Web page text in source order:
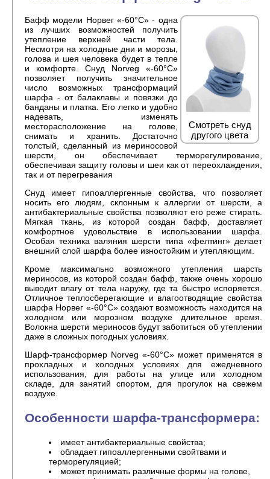
Смотреть снуд
другого цвета
Бафф модели Норвег «-60°С» - одна
из лучших возможностей получить
утепление верхней части тела.
Несмотря на холодные дни и морозы,
голова и шея человека будет в тепле
и комфорте. Снуд Norveg «-60°С»
позволяет получить значительное
число возможных трансформаций
шарфа - от балаклавы и повязки до
банданы и платка. Его легко и удобно
надевать, изменять
месторасположение на голове,
снимать и хранить. Достаточно
толстый, сделанный из мериносовой
шерсти, он обеспечивает терморегулирование,
обеспечивая защиту головы и шеи как от переохлаждения,
так и от перегревания
Снуд имеет гипоаллергенные свойства, что позволяет
носить его людям, склонным к аллергии от шерсти, а
антибактериальные свойства позволяют его реже стирать.
Мягкая ткань, из которой создан бафф, доставляет
комфортное удовольствие в использовании шарфа.
Особая техника валяния шерсти типа «фелтинг» делает
внешний слой шарфа более изностойким и утепляющим.
Кроме максимально возможного утепления шарсть
мериносов, из которой создан бафф, также очень хорошо
выводит влагу от тела наружу, где та быстро испоряется.
Отличное теплосберегающие и влагоотводящие свойства
шарфа Норвег «-60°С» создают возможность находится на
холодном или морозном воздухе длительное время.
Волокна шерсти мериносов будут заботиться об утеплении
даже в сложных погодных условиях.
Шарф-трансформер Norveg «-60°С» может применятся в
прохладных и холодных условиях для ежедневного
использования, для работы на улице или холодном
складе, для занятий спортом, для прогулок на свежем
воздухе.
Особенности шарфа-трансформера:
имеет антибактериальные свойства;
обладает гипоаллергенными свойтвами и
терморегуляцией;
может принимать различные формы на голове,